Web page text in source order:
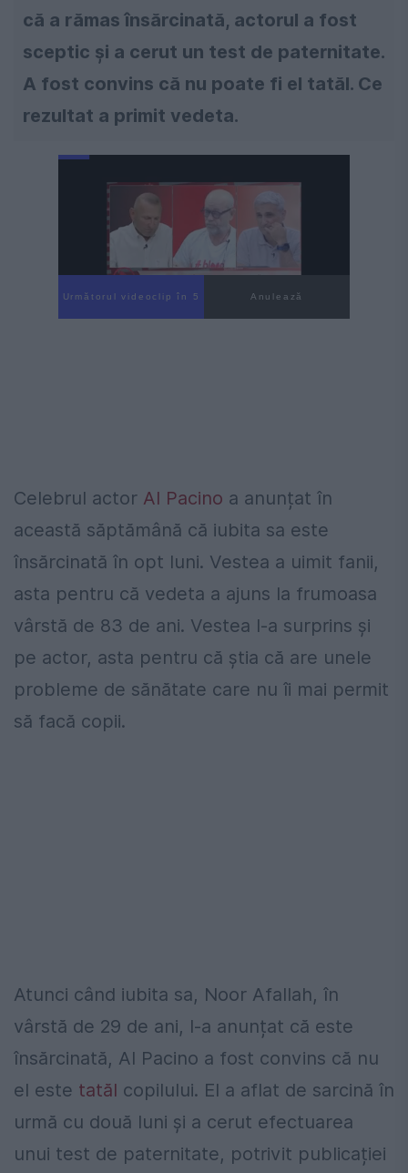
că a rămas însărcinată, actorul a fost
sceptic și a cerut un test de paternitate.
A fost convins că nu poate fi el tatăl. Ce
rezultat a primit vedeta.
Următorul videoclip în 4 Anulează
Celebrul actor Al Pacino a anunțat în
această săptămână că iubita sa este
însărcinată în opt luni. Vestea a uimit fanii,
asta pentru că vedeta a ajuns la frumoasa
vârstă de 83 de ani. Vestea l-a surprins și
pe actor, asta pentru că știa că are unele
probleme de sănătate care nu îi mai permit
să facă copii.
Atunci când iubita sa, Noor Afallah, în
vârstă de 29 de ani, l-a anunțat că este
însărcinată, Al Pacino a fost convins că nu
el este tatăl copilului. El a aflat de sarcină în
urmă cu două luni și a cerut efectuarea
unui test de paternitate, potrivit publicației